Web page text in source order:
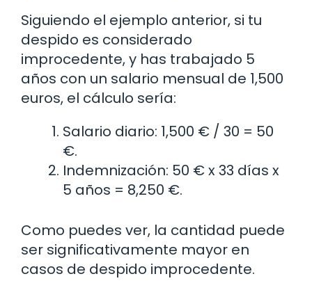
Siguiendo el ejemplo anterior, si tu
despido es considerado
improcedente, y has trabajado 5
años con un salario mensual de 1,500
euros, el cálculo sería:
Salario diario: 1,500 € / 30 = 50
€.
Indemnización: 50 € x 33 días x
5 años = 8,250 €.
Como puedes ver, la cantidad puede
ser significativamente mayor en
casos de despido improcedente.